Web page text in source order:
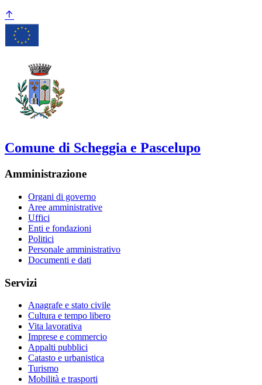
Comune di Scheggia e Pascelupo
Amministrazione
Organi di governo
Aree amministrative
Uffici
Enti e fondazioni
Politici
Personale amministrativo
Documenti e dati
Servizi
Anagrafe e stato civile
Cultura e tempo libero
Vita lavorativa
Imprese e commercio
Appalti pubblici
Catasto e urbanistica
Turismo
Mobilità e trasporti